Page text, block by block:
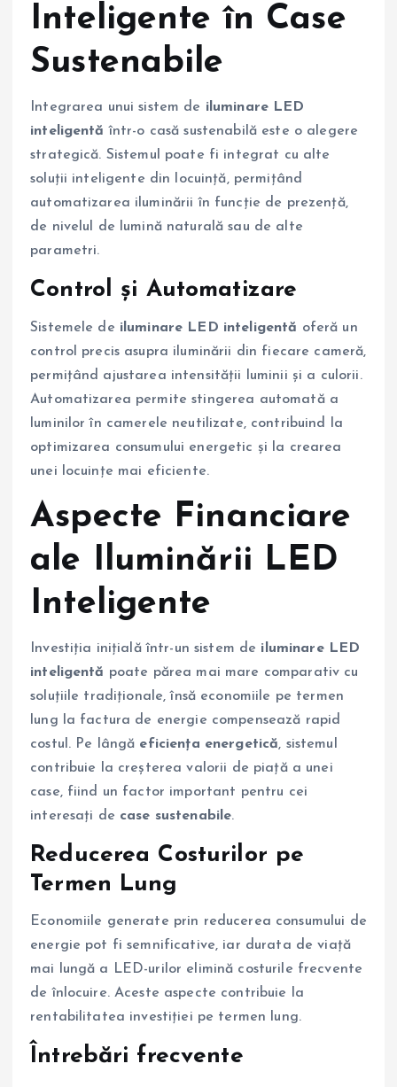
Inteligente în Case
Sustenabile
Integrarea unui sistem de iluminare LED
inteligentă într-o casă sustenabilă este o alegere
strategică. Sistemul poate fi integrat cu alte
soluții inteligente din locuință, permițând
automatizarea iluminării în funcție de prezență,
de nivelul de lumină naturală sau de alte
parametri.
Control și Automatizare
Sistemele de iluminare LED inteligentă oferă un
control precis asupra iluminării din fiecare cameră,
permițând ajustarea intensității luminii și a culorii.
Automatizarea permite stingerea automată a
luminilor în camerele neutilizate, contribuind la
optimizarea consumului energetic și la crearea
unei locuințe mai eficiente.
Aspecte Financiare
ale Iluminării LED
Inteligente
Investiția inițială într-un sistem de iluminare LED
inteligentă poate părea mai mare comparativ cu
soluțiile tradiționale, însă economiile pe termen
lung la factura de energie compensează rapid
costul. Pe lângă eficiența energetică, sistemul
contribuie la creșterea valorii de piață a unei
case, fiind un factor important pentru cei
interesați de case sustenabile.
Reducerea Costurilor pe
Termen Lung
Economiile generate prin reducerea consumului de
energie pot fi semnificative, iar durata de viață
mai lungă a LED-urilor elimină costurile frecvente
de înlocuire. Aceste aspecte contribuie la
rentabilitatea investiției pe termen lung.
Întrebări frecvente